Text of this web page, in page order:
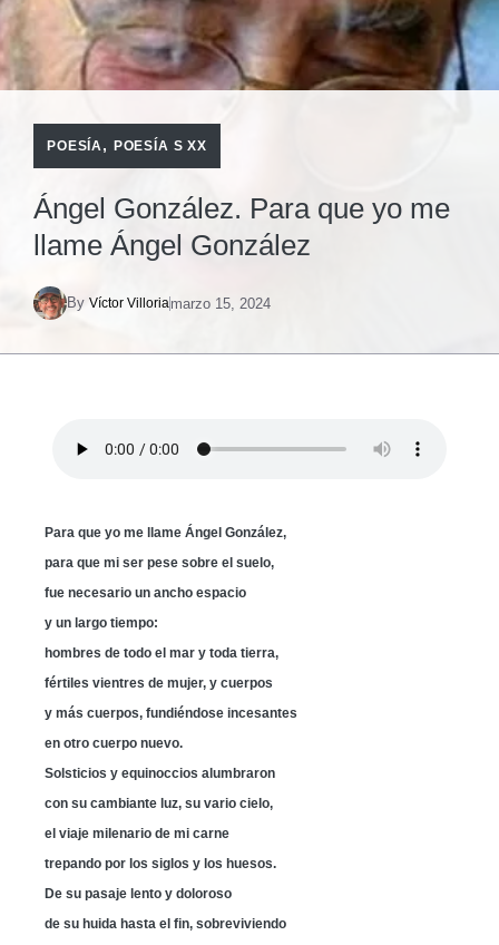
POESÍA, POESÍA S XX
Ángel González. Para que yo me
llame Ángel González
By Víctor Villoriamarzo 15, 2024
Para que yo me llame Ángel González,
para que mi ser pese sobre el suelo,
fue necesario un ancho espacio
y un largo tiempo:
hombres de todo el mar y toda tierra,
fértiles vientres de mujer, y cuerpos
y más cuerpos, fundiéndose incesantes
en otro cuerpo nuevo.
Solsticios y equinoccios alumbraron
con su cambiante luz, su vario cielo,
el viaje milenario de mi carne
trepando por los siglos y los huesos.
De su pasaje lento y doloroso
de su huida hasta el fin, sobreviviendo